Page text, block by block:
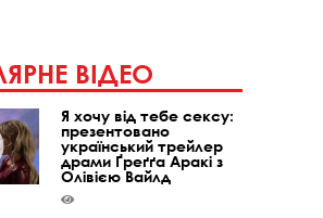
ВІДЕО
Я хочу від тебе сексу:
презентовано
український трейлер
драми Ґреґґа Аракі з
Олівією Вайлд